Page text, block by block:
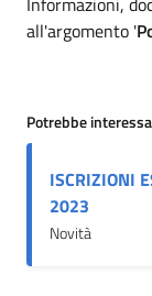
all'argomento '
Potrebbe
ISCRIZIONI
2023
Novità